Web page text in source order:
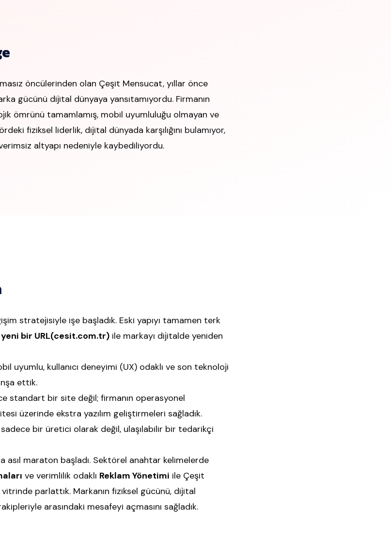
öncülerinden olan Çeşit Mensucat, yıllar önce
gücünü dijital dünyaya yansıtamıyordu. Firmanın
ömrünü tamamlamış, mobil uyumluluğu olmayan ve
fiziksel liderlik, dijital dünyada karşılığını bulamıyor,
altyapı nedeniyle kaybediliyordu.
stratejisiyle işe başladık. Eski yapıyı tamamen terk
bir URL(cesit.com.tr) ile markayı dijitalde yeniden
uyumlu, kullanıcı deneyimi (UX) odaklı ve son teknoloji
ettik.
standart bir site değil; firmanın operasyonel
üzerinde ekstra yazılım geliştirmeleri sağladık.
sadece bir üretici olarak değil, ulaşılabilir bir tedarikçi
asıl maraton başladı. Sektörel anahtar kelimelerde
ve verimlilik odaklı Reklam Yönetimi ile Çeşit
parlattık. Markanın fiziksel gücünü, dijital
arasındaki mesafeyi açmasını sağladık.